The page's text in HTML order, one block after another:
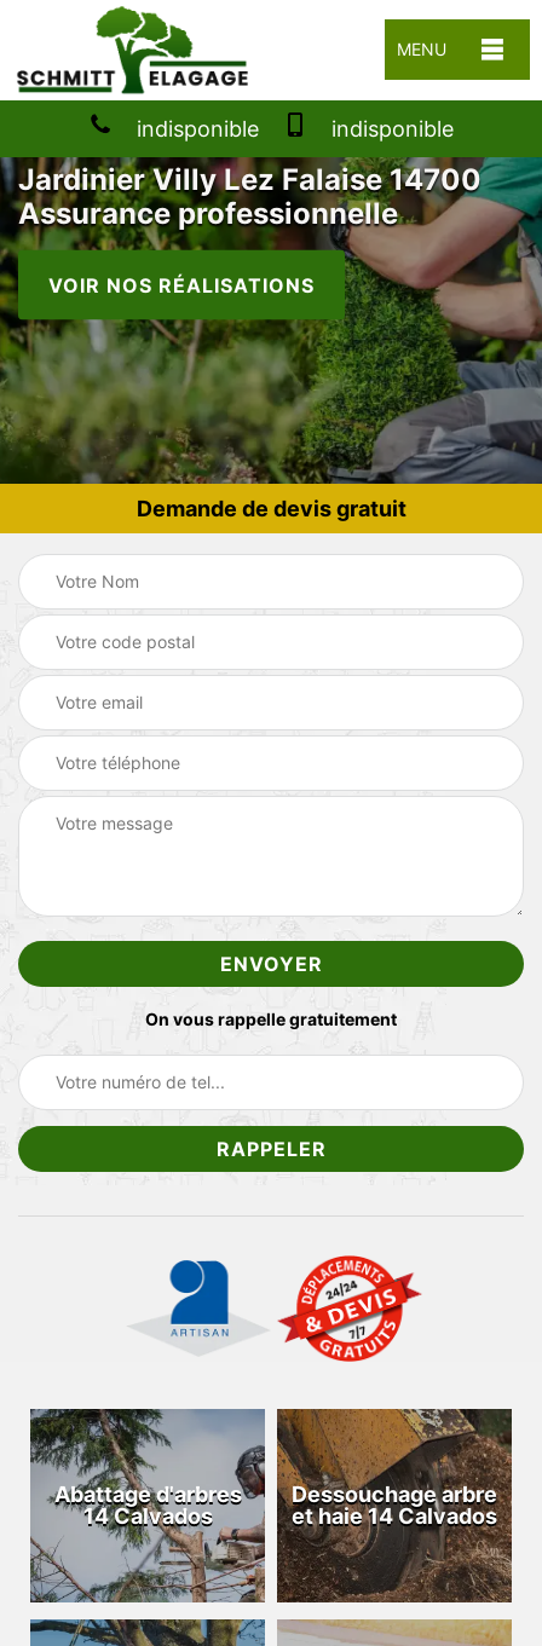
MENU
indisponible indisponible
Jardinier Villy Lez Falaise 14700
Assurance professionnelle
VOIR NOS RÉALISATIONS
Demande de devis gratuit
On vous rappelle gratuitement
Abattage d'arbres
14 Calvados
Dessouchage arbre
et haie 14 Calvados